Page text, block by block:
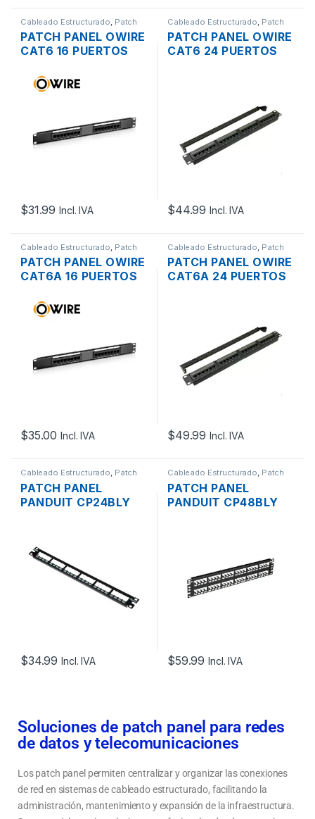
Cableado Estructurado Patch
PATCH PANEL OWIRE
CAT6 16 PUERTOS
$31.99 Incl. IVA
Cableado Estructurado Patch
PATCH PANEL OWIRE
CAT6 24 PUERTOS
$44.99 Incl. IVA
Cableado Estructurado Patch
PATCH PANEL OWIRE
CAT6A 16 PUERTOS
$35.00 Incl. IVA
Cableado Estructurado Patch
PATCH PANEL OWIRE
CAT6A 24 PUERTOS
$49.99 Incl. IVA
Cableado Estructurado Patch
PATCH PANEL
PANDUIT CP24BLY
$34.99 Incl. IVA
Cableado Estructurado Patch
PATCH PANEL
PANDUIT CP48BLY
$59.99 Incl. IVA
Soluciones de patch panel para redes
de datos y telecomunicaciones
Los patch panel permiten centralizar y organizar las conexiones
de red en sistemas de cableado estructurado, facilitando la
administración, mantenimiento y expansión de la infraestructura.